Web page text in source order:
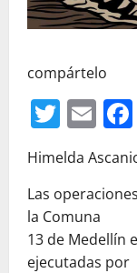
compártelo
Himelda
Las
la Comuna
13 de Medellín
ejecutadas por